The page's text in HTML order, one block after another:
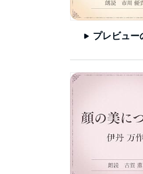
プレビュー